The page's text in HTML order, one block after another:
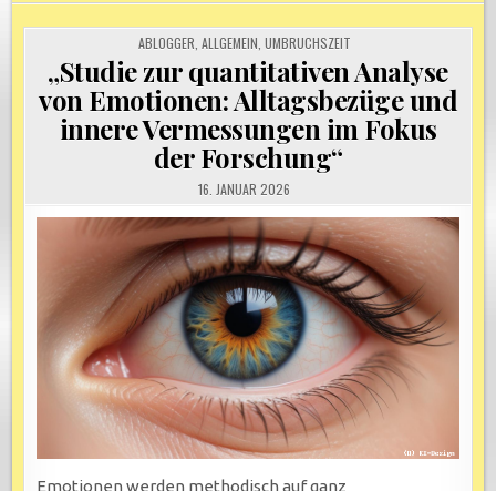
POSTED
IN
ABLOGGER ALLGEMEIN UMBRUCHSZEIT
„Studie zur quantitativen Analyse
von Emotionen: Alltagsbezüge und
innere Vermessungen im Fokus
der Forschung“
16. JANUAR 2026
Emotionen werden methodisch auf ganz